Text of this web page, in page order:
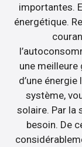
importantes.
énergétique.
une
d’une
système,
solaire. Par la
besoin. De